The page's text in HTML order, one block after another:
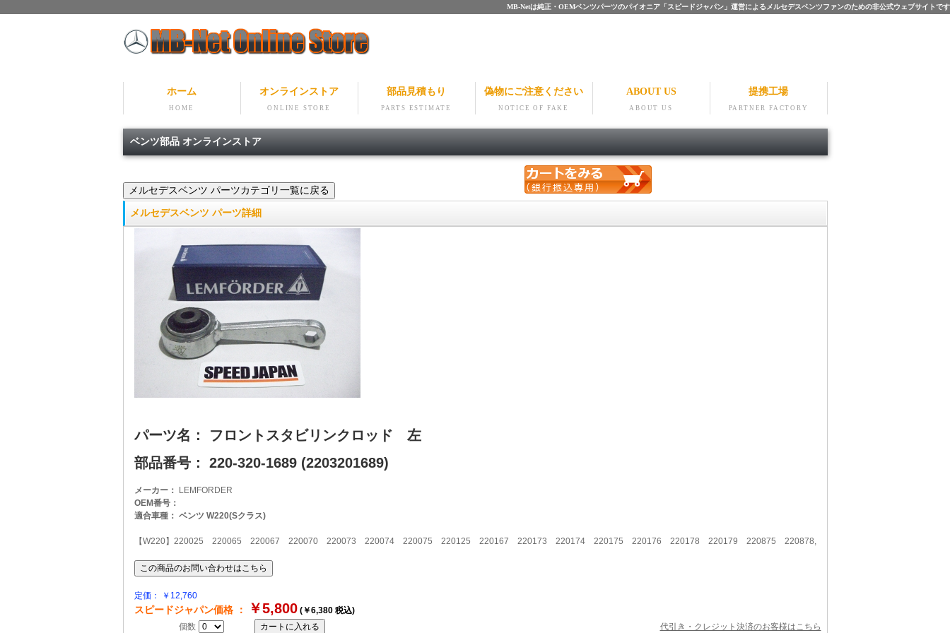
MB-Netは純正・OEMベンツパーツのパイオニア「スピードジャパン」運営によるメルセデスベンツファンのための非公式ウェブサイトです
ホーム
HOME
オンラインストア
ONLINE STORE
部品見積もり
PARTS ESTIMATE
偽物にご注意ください
NOTICE OF FAKE
ABOUT US
ABOUT US
提携工場
PARTNER FACTORY
ベンツ部品 オンラインストア
メルセデスベンツ パーツ詳細
パーツ名： フロントスタビリンクロッド 左
部品番号： 220-320-1689 (2203201689)
メーカー：
LEMFORDER
OEM番号：
適合車種： ベンツ W220(Sクラス)
【W220】220025 220065 220067 220070 220073 220074 220075 220125 220167 220173 220174 220175 220176 220178 220179 220875 220878,
定価： ￥12,760
スピードジャパン価格 ： ￥5,800(￥6,380 税込)
個数
代引き・クレジット決済のお客様はこちら